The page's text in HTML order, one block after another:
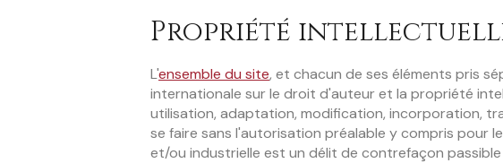
Propriété
L'ensemble du site, et chacun de ses éléments pris
internationale sur le droit d'auteur et la propriété
utilisation, adaptation, modification, incorporation,
se faire sans l'autorisation préalable y compris pour
et/ou industrielle est un délit de contrefaçon